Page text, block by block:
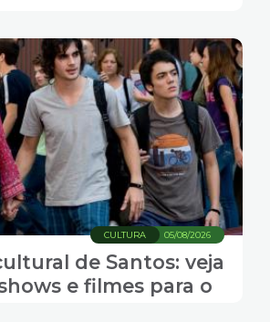
05/08/2026
CULTURA
de Santos: veja
e filmes para o